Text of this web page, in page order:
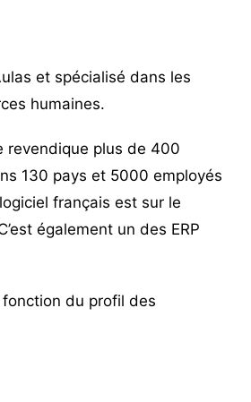
et spécialisé dans les
humaines.
revendique plus de 400
130 pays et 5000 employés
français est sur le
également un des ERP
du profil des